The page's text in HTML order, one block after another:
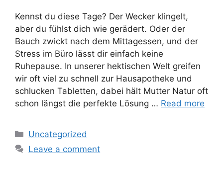
Kennst du diese Tage? Der Wecker klingelt,
aber du fühlst dich wie gerädert. Oder der
Bauch zwickt nach dem Mittagessen, und der
Stress im Büro lässt dir einfach keine
Ruhepause. In unserer hektischen Welt greifen
wir oft viel zu schnell zur Hausapotheke und
schlucken Tabletten, dabei hält Mutter Natur oft
schon längst die perfekte Lösung … Read more
Categories
Uncategorized
Leave a comment